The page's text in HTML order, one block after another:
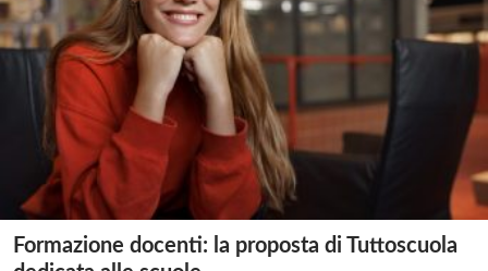
Formazione docenti: la proposta di Tuttoscuola